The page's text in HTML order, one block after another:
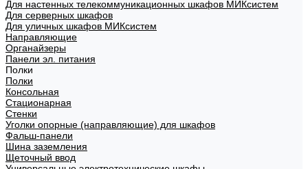
Для настенных телекоммуникационных шкафов МИКсистем
Для серверных шкафов
Для уличных шкафов МИКсистем
Направляющие
Органайзеры
Панели эл. питания
Полки
Полки
Консольная
Стационарная
Стенки
Уголки опорные (направляющие) для шкафов
Фальш-панели
Шина заземления
Щеточный ввод